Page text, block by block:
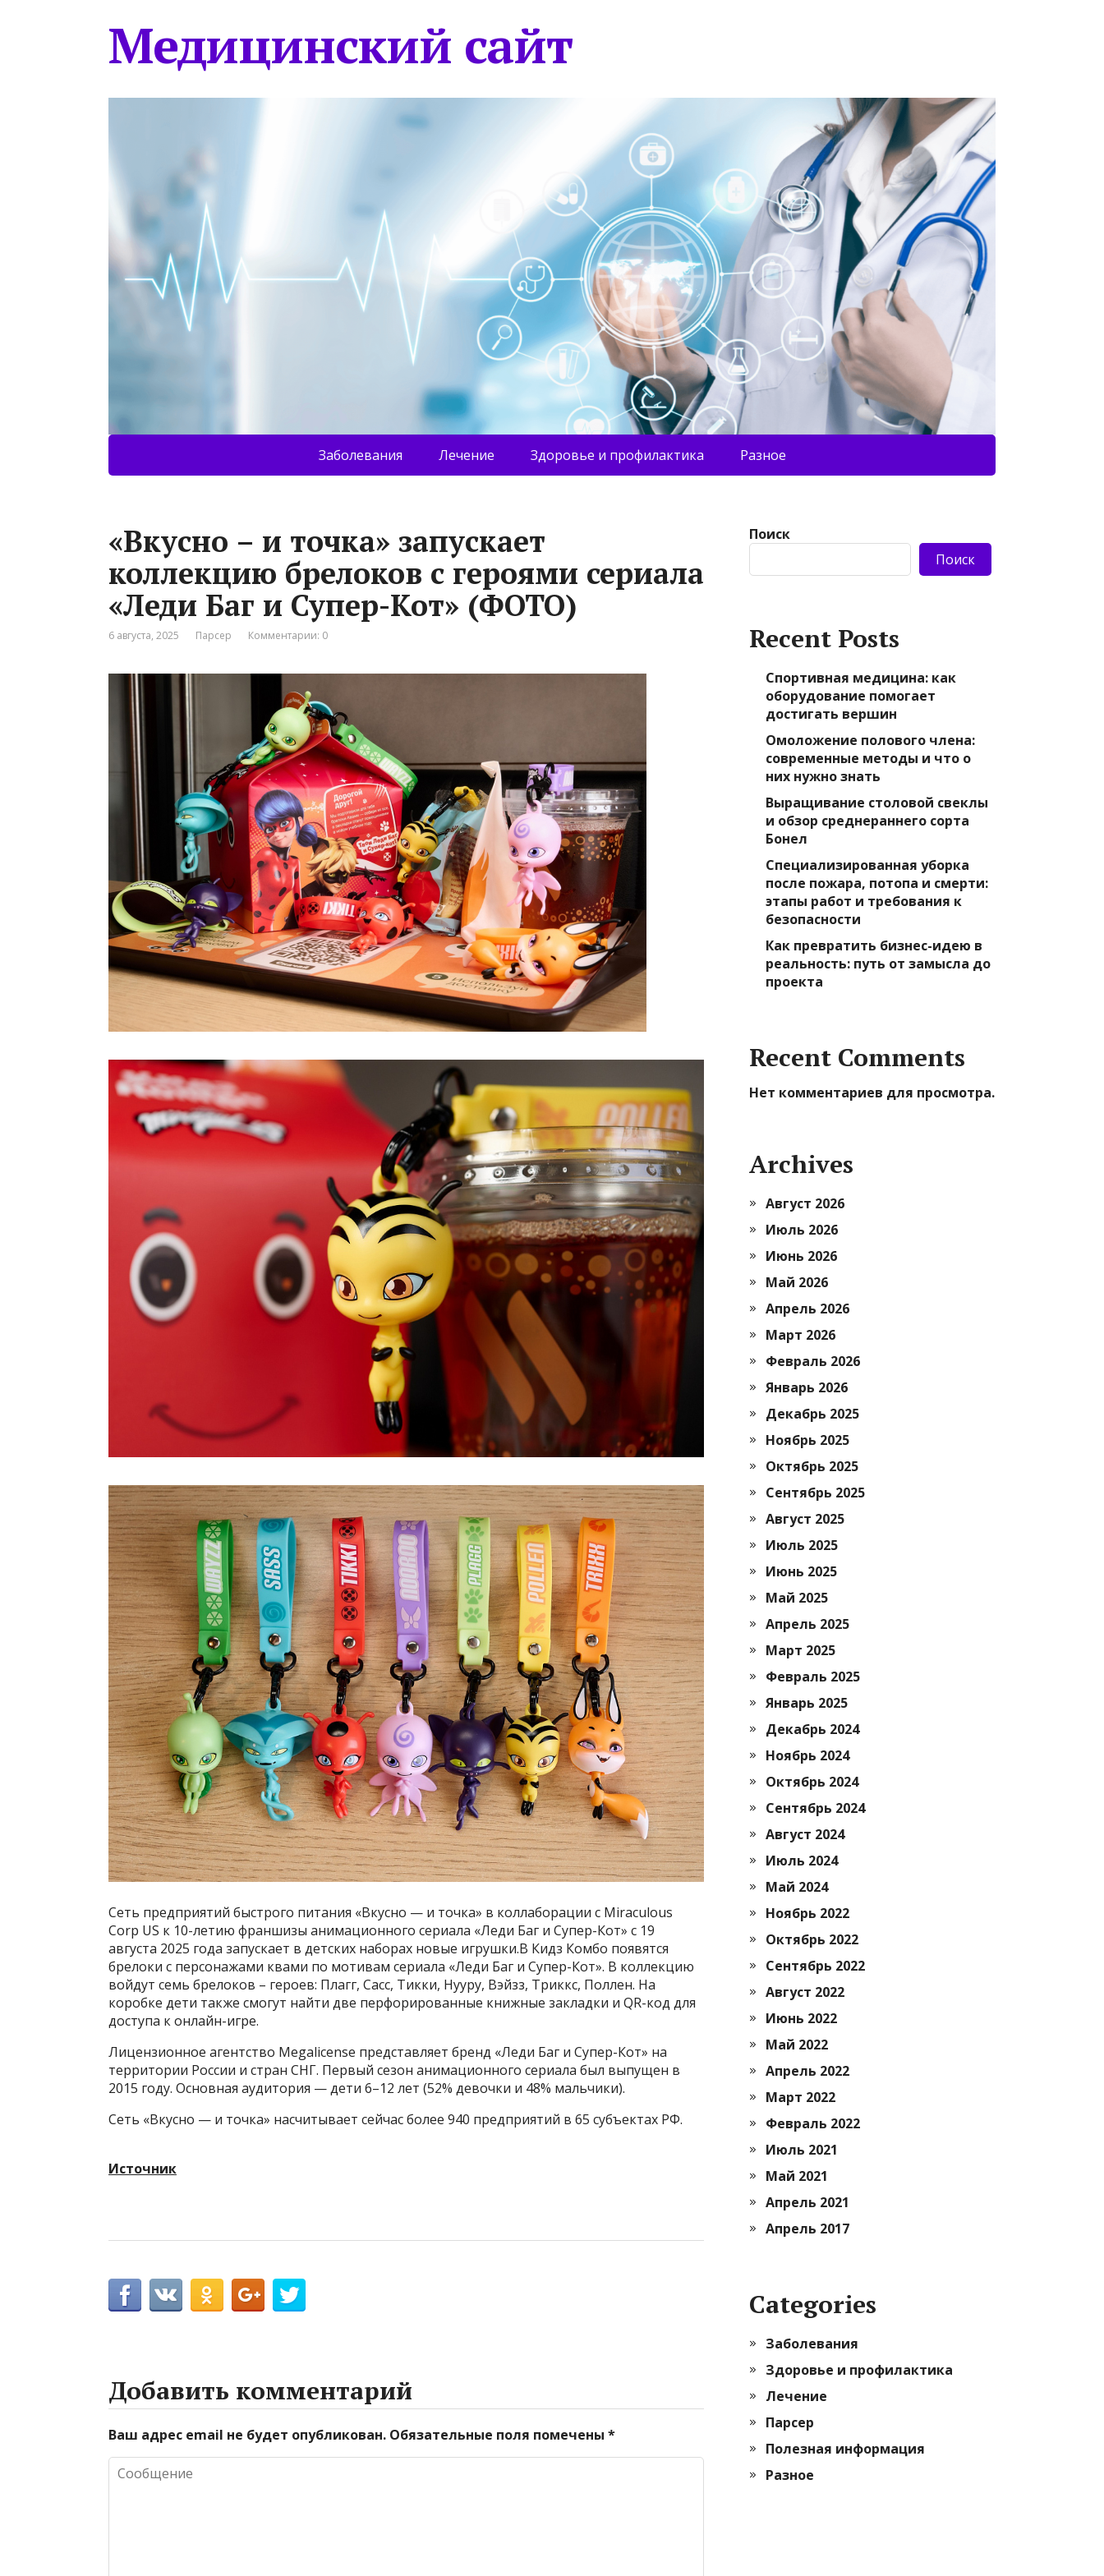
Медицинский сайт
Заболевания Лечение Здоровье и профилактика Разное
«Вкусно – и точка» запускает
коллекцию брелоков с героями сериала
«Леди Баг и Супер-Кот» (ФОТО)
6 августа, 2025 Парсер Комментарии: 0
Сеть предприятий быстрого питания «Вкусно — и точка» в коллаборации с Miraculous
Corp US к 10-летию франшизы анимационного сериала «Леди Баг и Супер-Кот» с 19
августа 2025 года запускает в детских наборах новые игрушки.В Кидз Комбо появятся
брелоки с персонажами квами по мотивам сериала «Леди Баг и Супер-Кот». В коллекцию
войдут семь брелоков – героев: Плагг, Сасс, Тикки, Нууру, Вэйзз, Триккс, Поллен. На
коробке дети также смогут найти две перфорированные книжные закладки и QR-код для
доступа к онлайн-игре.
Лицензионное агентство Megalicense представляет бренд «Леди Баг и Супер-Кот» на
территории России и стран СНГ. Первый сезон анимационного сериала был выпущен в
2015 году. Основная аудитория — дети 6–12 лет (52% девочки и 48% мальчики).
Сеть «Вкусно — и точка» насчитывает сейчас более 940 предприятий в 65 субъектах РФ.
Источник
Добавить комментарий
Ваш адрес email не будет опубликован. Обязательные поля помечены *
Поиск
Поиск
Recent Posts
Спортивная медицина: как
оборудование помогает
достигать вершин
Омоложение полового члена:
современные методы и что о
них нужно знать
Выращивание столовой свеклы
и обзор среднераннего сорта
Бонел
Специализированная уборка
после пожара, потопа и смерти:
этапы работ и требования к
безопасности
Как превратить бизнес-идею в
реальность: путь от замысла до
проекта
Recent Comments
Нет комментариев для просмотра.
Archives
Август 2026
Июль 2026
Июнь 2026
Май 2026
Апрель 2026
Март 2026
Февраль 2026
Январь 2026
Декабрь 2025
Ноябрь 2025
Октябрь 2025
Сентябрь 2025
Август 2025
Июль 2025
Июнь 2025
Май 2025
Апрель 2025
Март 2025
Февраль 2025
Январь 2025
Декабрь 2024
Ноябрь 2024
Октябрь 2024
Сентябрь 2024
Август 2024
Июль 2024
Май 2024
Ноябрь 2022
Октябрь 2022
Сентябрь 2022
Август 2022
Июнь 2022
Май 2022
Апрель 2022
Март 2022
Февраль 2022
Июль 2021
Май 2021
Апрель 2021
Апрель 2017
Categories
Заболевания
Здоровье и профилактика
Лечение
Парсер
Полезная информация
Разное